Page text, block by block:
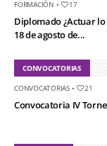
FORMACIÓN • 17
Diplomado ¿Actuar
18 de agosto de...
CONVOCATORIAS
CONVOCATORIAS• 21
Convocatoria IV